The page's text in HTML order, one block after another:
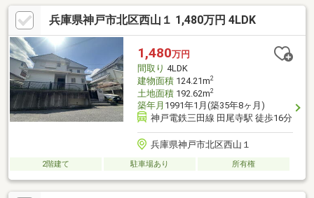
きく多く大変明るい室内■収納はたくさんあります。【リフォー
ム履歴あり】◆2010年8月：2階にキッチン設置。2階の洗面化粧
台とトイレ交換。2階の引き違い窓を複層ガラスへ交換。バルコニ
ーにサンルーム設置工事。クロス・フローリング貼替。◆2014年
9月:ガス給湯器(エコジョーズ)へ交換。この立地広さ状態でこの価
格はおすすめです。
兵庫県神戸市北区西山１ 1,480万円 4LDK
1,480万円
間取り 4LDK
建物面積124.21m2
土地面積192.62m2
築年月 1991年1月(築35年8ヶ月)
神戸電鉄三田線 田尾寺駅 徒歩16分
兵庫県神戸市北区西山１
2階建て 駐車場あり 所有権